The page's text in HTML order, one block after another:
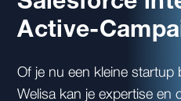
Active-
Of je nu een kleine startup
Welisa kan je expertise en